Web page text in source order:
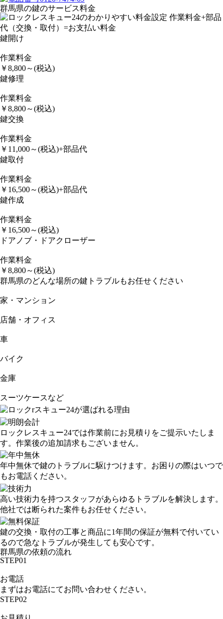
群馬県の鍵のサービス料金
鍵開け
作業料金
￥8,800～(税込)
鍵修理
作業料金
￥8,800～(税込)
鍵交換
作業料金
￥ 11,000～(税込)+部品代
鍵取付
作業料金
￥ 16,500～(税込)+部品代
鍵作成
作業料金
￥ 16,500～(税込)
ドアノブ・ドアクローザー
作業料金
￥8,800～(税込)
群馬県のどんな場所の鍵トラブルもお任せください
家・マンション
店舗・オフィス
車
バイク
金庫
スーツケースなど
ロックレスキュー24では作業前にお見積りをご提示いたしま
す。作業後の追加請求もございません。
年中無休で鍵のトラブルに駆けつけます。お困りの際はいつで
もお電話ください。
高い技術力を持つスタッフがあらゆるトラブルを解決します。
他社では断られた案件もお任せください。
鍵の交換・取付の工事と商品に1年間の保証が無料で付いてい
るので急なトラブルが発生しても安心です。
群馬県の依頼の流れ
STEP01
お電話
まずはお電話にてお問い合わせください。
STEP02